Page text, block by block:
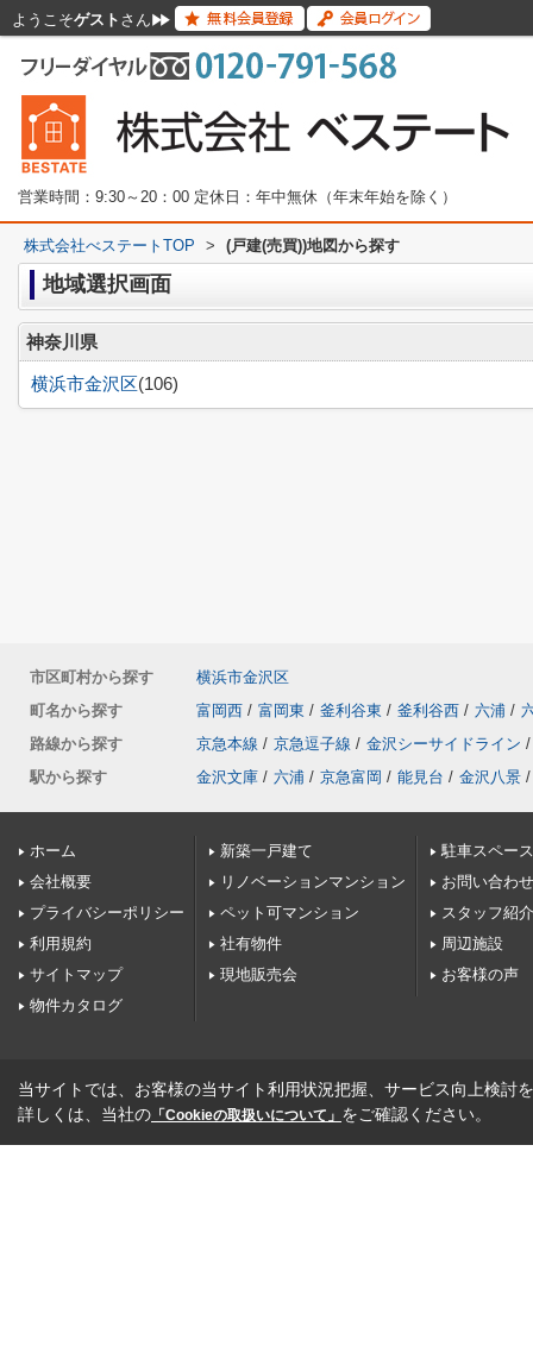
ようこそゲスト さん
営業時間：9:30～20：00 定休日：年中無休（年末年始を除く）
株式会社べステートTOP > (戸建(売買))地図から探す
地域選択画面
神奈川県
横浜市金沢区(106)
市区町村から探す
横浜市金沢区
町名から探す
富岡西 / 富岡東 / 釜利谷東 / 釜利谷西 / 六浦 /
路線から探す
京急本線 / 京急逗子線 / 金沢シーサイドライン /
駅から探す
金沢文庫 / 六浦 / 京急富岡 / 能見台 / 金沢八景 /
ホーム
会社概要
プライバシーポリシー
利用規約
サイトマップ
物件カタログ
新築一戸建て
リノベーションマンション
ペット可マンション
社有物件
現地販売会
駐車スペー
お問い合わせ
スタッフ紹介
周辺施設
お客様の声
当サイトでは、お客様の当サイト利用状況把握、サービス向上検討
詳しくは、当社の 「Cookieの取扱いについて」 をご確認ください。